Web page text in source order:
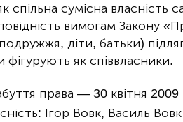
сумісна власність
вимогам Закону
діти, батьки)
як співвласники.
права — 30 квітня
Ігор Вовк, Василь